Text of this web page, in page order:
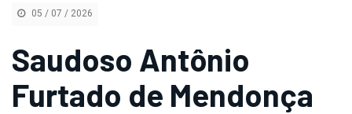
05 / 07 / 2026
Saudoso Antônio
Furtado de Mendonça